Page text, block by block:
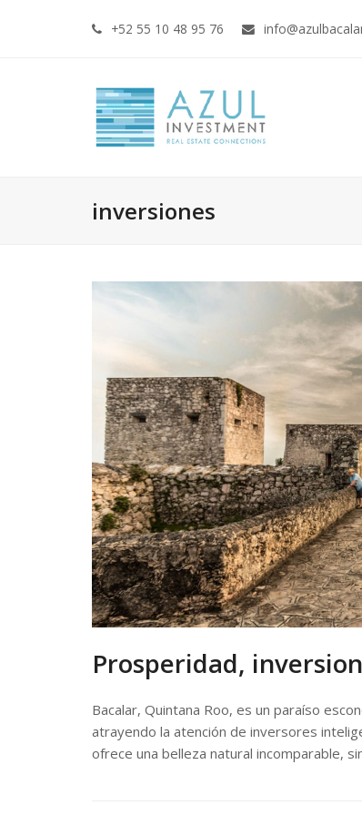
+52 55 10 48 95 76
inversiones
Prosperidad,
Bacalar, Quintana Roo, es un paraíso
atrayendo la atención de inversores
ofrece una belleza natural incomparable,